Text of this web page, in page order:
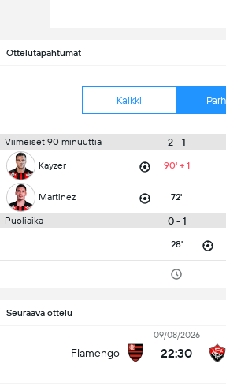
Ottelutapahtumat
Kaikki
Viimeiset 90 minuuttia 2 - 1
Kayzer 90' + 1
Martinez 72'
Puoliaika 0 - 1
28'
Seuraava ottelu
Flamengo
09/08/2026
22:30